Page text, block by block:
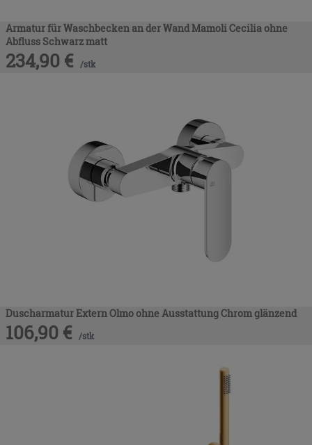
Armatur für Waschbecken an der Wand Mamoli Cecilia ohne
Abfluss Schwarz matt
234,90 € /stk
Duscharmatur Extern Olmo ohne Ausstattung Chrom glänzend
106,90 € /stk